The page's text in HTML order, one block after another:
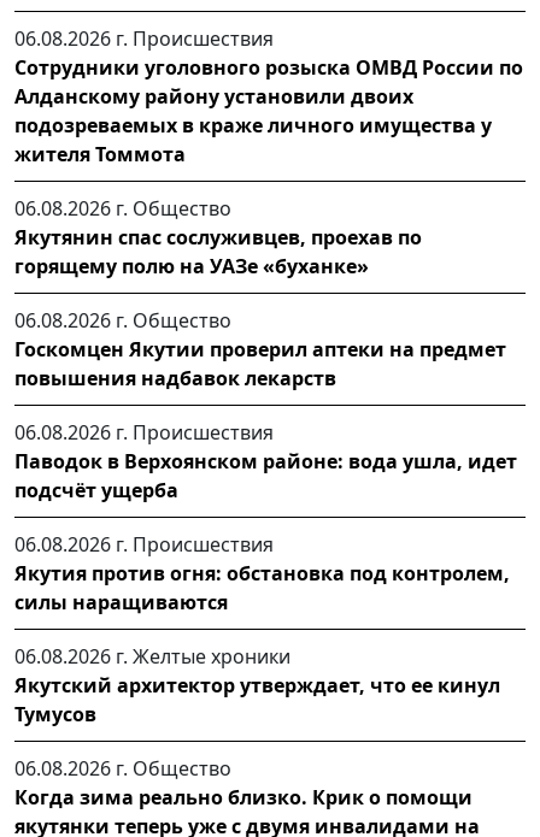
06.08.2026 г. Происшествия
Сотрудники уголовного розыска ОМВД России по
Алданскому району установили двоих
подозреваемых в краже личного имущества у
жителя Томмота
06.08.2026 г. Общество
Якутянин спас сослуживцев, проехав по
горящему полю на УАЗе «буханке»
06.08.2026 г. Общество
Госкомцен Якутии проверил аптеки на предмет
повышения надбавок лекарств
06.08.2026 г. Происшествия
Паводок в Верхоянском районе: вода ушла, идет
подсчёт ущерба
06.08.2026 г. Происшествия
Якутия против огня: обстановка под контролем,
силы наращиваются
06.08.2026 г. Желтые хроники
Якутский архитектор утверждает, что ее кинул
Тумусов
06.08.2026 г. Общество
Когда зима реально близко. Крик о помощи
якутянки теперь уже с двумя инвалидами на